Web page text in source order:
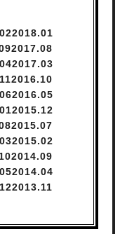
22018.
1
92017.
8
42017.
3
112016.10
62016.
5
12015.12
82015.
7
32015.
2
102014.
9
52014.
4
122013.11